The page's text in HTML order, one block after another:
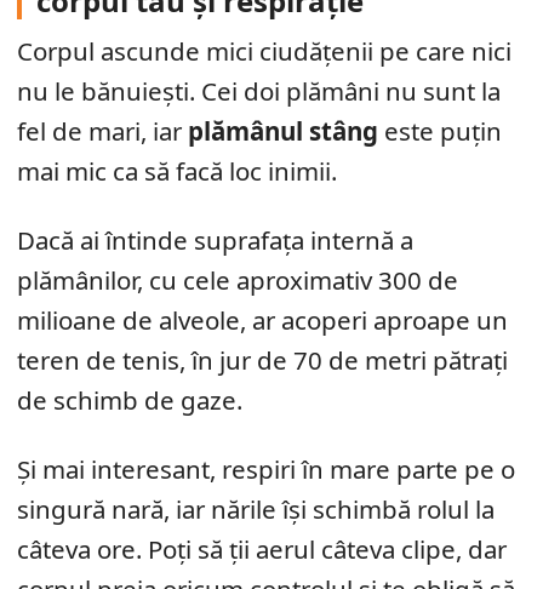
Corpul ascunde mici ciudățenii pe care nici
nu le bănuiești. Cei doi plămâni nu sunt la
fel de mari, iar plămânul stâng este puțin
mai mic ca să facă loc inimii.
Dacă ai întinde suprafața internă a
plămânilor, cu cele aproximativ 300 de
milioane de alveole, ar acoperi aproape un
teren de tenis, în jur de 70 de metri pătrați
de schimb de gaze.
Și mai interesant, respiri în mare parte pe o
singură nară, iar nările își schimbă rolul la
câteva ore. Poți să ții aerul câteva clipe, dar